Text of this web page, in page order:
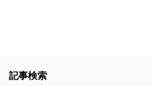
記事検索